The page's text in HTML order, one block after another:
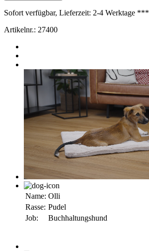
Sofort verfügbar, Lieferzeit: 2-4 Werktage ***
Artikelnr.: 27400
Name: Olli
Rasse: Pudel
Job:
Buchhaltungshund